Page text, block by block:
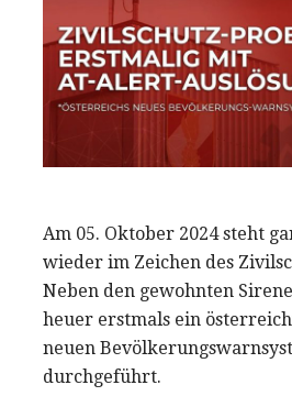
Am 05. Oktober 2024 steht
wieder im Zeichen des
Neben den gewohnten
heuer erstmals ein
neuen
durchgeführt.